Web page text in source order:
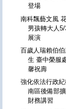
登場
南科飄藝文風
男孩轉大人5/
展演
百歲人瑞賴伯伯
生 臺中榮服
馨祝壽
強化依法行政
南區後備部
財務講習